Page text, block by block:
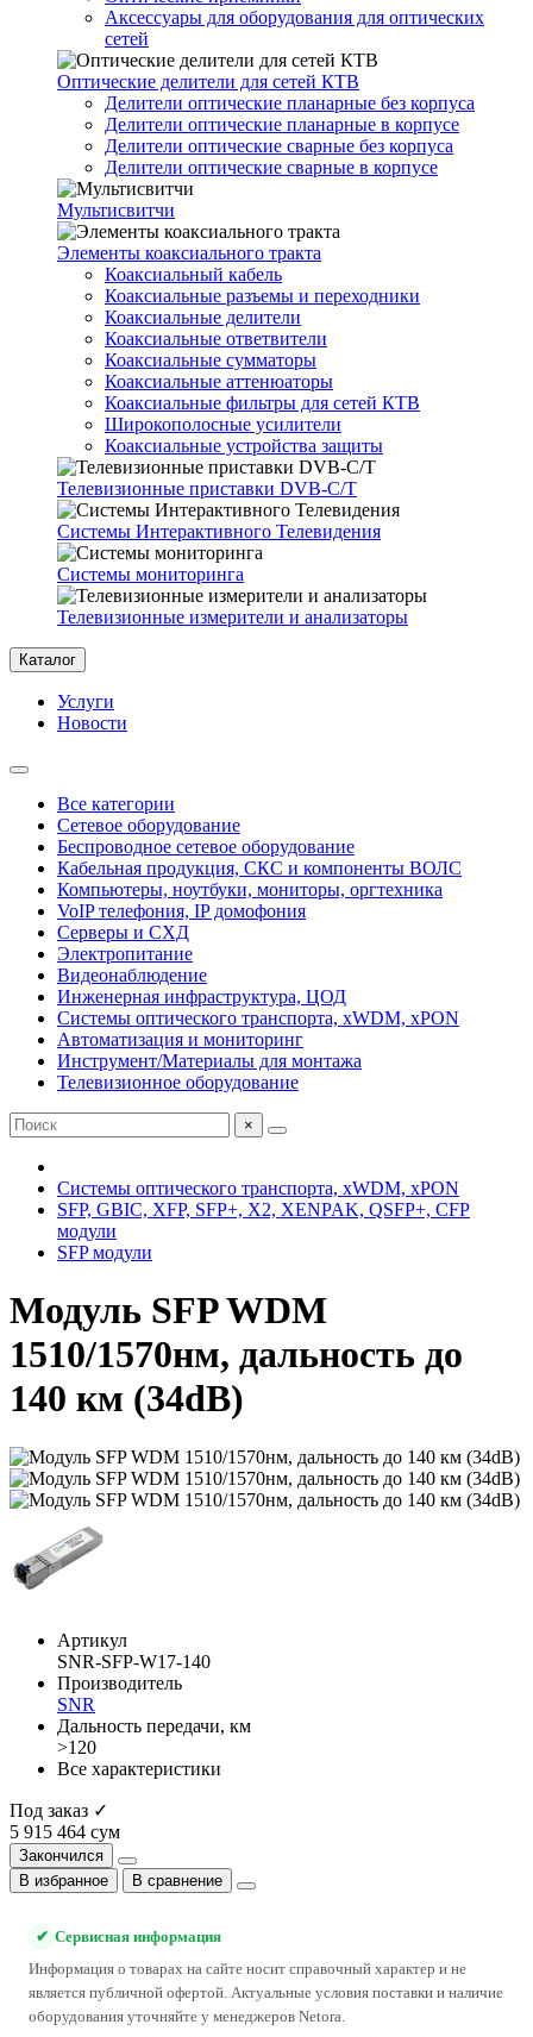
Аксессуары для оборудования для оптических
сетей
Оптические делители для сетей КТВ
Делители оптические планарные без корпуса
Делители оптические планарные в корпусе
Делители оптические сварные без корпуса
Делители оптические сварные в корпусе
Мультисвитчи
Элементы коаксиального тракта
Коаксиальный кабель
Коаксиальные разъемы и переходники
Коаксиальные делители
Коаксиальные ответвители
Коаксиальные сумматоры
Коаксиальные аттенюаторы
Коаксиальные фильтры для сетей КТВ
Широкополосные усилители
Коаксиальные устройства защиты
Телевизионные приставки DVB-C/T
Системы Интерактивного Телевидения
Системы мониторинга
Телевизионные измерители и анализаторы
Каталог
Услуги
Новости
Все категории
Сетевое оборудование
Беспроводное сетевое оборудование
Кабельная продукция, СКС и компоненты ВОЛС
Компьютеры, ноутбуки, мониторы, оргтехника
VoIP телефония, IP домофония
Серверы и СХД
Электропитание
Видеонаблюдение
Инженерная инфраструктура, ЦОД
Системы оптического транспорта, xWDM, xPON
Автоматизация и мониторинг
Инструмент/Материалы для монтажа
Телевизионное оборудование
×
Системы оптического транспорта, xWDM, xPON
SFP, GBIC, XFP, SFP+, X2, XENPAK, QSFP+, CFP
модули
SFP модули
Модуль SFP WDM
1510/1570нм, дальность до
140 км (34dB)
Артикул
SNR-SFP-W17-140
Производитель
SNR
Дальность передачи, км
>120
Все характеристики
Под заказ ✓
5 915 464 сум
Закончился
В избранное
В сравнение
✔ Сервисная информация
Информация о товарах на сайте носит справочный характер и не
является публичной офертой. Актуальные условия поставки и наличие
оборудования уточняйте у менеджеров Netora.